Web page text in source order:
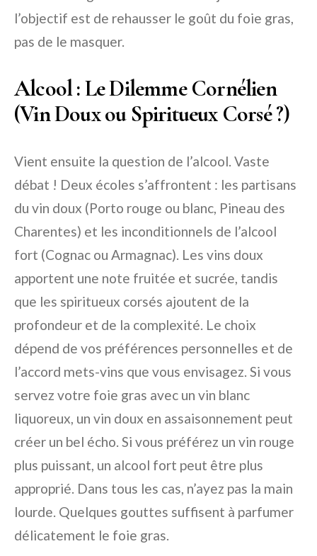
l’objectif est de rehausser le goût du foie gras,
pas de le masquer.
Alcool : Le Dilemme Cornélien
(Vin Doux ou Spiritueux Corsé ?)
Vient ensuite la question de l’alcool. Vaste
débat ! Deux écoles s’affrontent : les partisans
du vin doux (Porto rouge ou blanc, Pineau des
Charentes) et les inconditionnels de l’alcool
fort (Cognac ou Armagnac). Les vins doux
apportent une note fruitée et sucrée, tandis
que les spiritueux corsés ajoutent de la
profondeur et de la complexité. Le choix
dépend de vos préférences personnelles et de
l’accord mets-vins que vous envisagez. Si vous
servez votre foie gras avec un vin blanc
liquoreux, un vin doux en assaisonnement peut
créer un bel écho. Si vous préférez un vin rouge
plus puissant, un alcool fort peut être plus
approprié. Dans tous les cas, n’ayez pas la main
lourde. Quelques gouttes suffisent à parfumer
délicatement le foie gras.